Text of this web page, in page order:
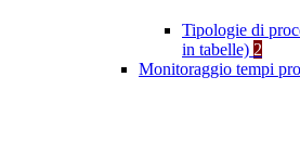
Tipologie di
in tabelle) 2
Monitoraggio tempi